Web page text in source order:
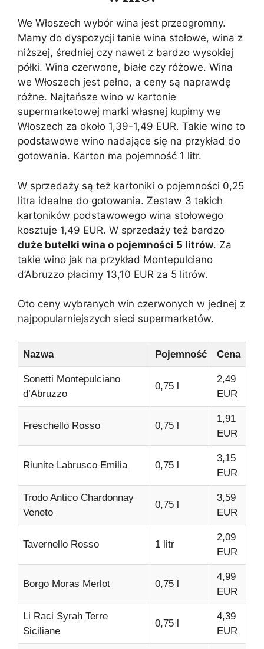
We Włoszech wybór wina jest przeogromny.
Mamy do dyspozycji tanie wina stołowe, wina z
niższej, średniej czy nawet z bardzo wysokiej
półki. Wina czerwone, białe czy różowe. Wina
we Włoszech jest pełno, a ceny są naprawdę
różne. Najtańsze wino w kartonie
supermarketowej marki własnej kupimy we
Włoszech za około 1,39-1,49 EUR. Takie wino to
podstawowe wino nadające się na przykład do
gotowania. Karton ma pojemność 1 litr.
W sprzedaży są też kartoniki o pojemności 0,25
litra idealne do gotowania. Zestaw 3 takich
kartoników podstawowego wina stołowego
kosztuje 1,49 EUR. W sprzedaży też bardzo
duże butelki wina o pojemności 5 litrów. Za
takie wino jak na przykład Montepulciano
d’Abruzzo płacimy 13,10 EUR za 5 litrów.
Oto ceny wybranych win czerwonych w jednej z
najpopularniejszych sieci supermarketów.
Nazwa Pojemność Cena
Sonetti Montepulciano
d’Abruzzo
0,75 l
2,49
EUR
Freschello Rosso 0,75 l
1,91
EUR
Riunite Labrusco Emilia 0,75 l
3,15
EUR
Trodo Antico Chardonnay
Veneto
0,75 l
3,59
EUR
Tavernello Rosso 1 litr
2,09
EUR
Borgo Moras Merlot 0,75 l
4,99
EUR
Li Raci Syrah Terre
Siciliane
0,75 l
4,39
EUR